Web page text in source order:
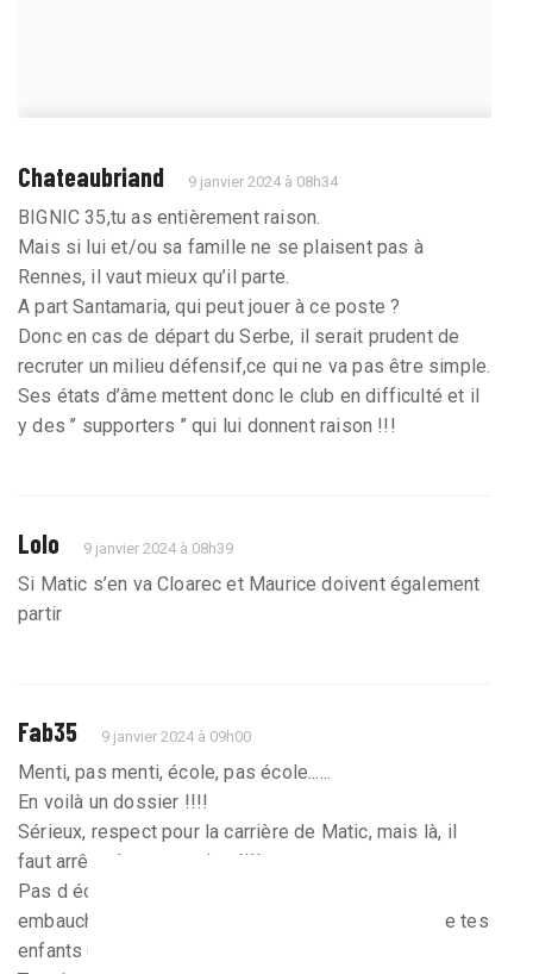
Chateaubriand 9 janvier 2024 à 08h34
BIGNIC 35,tu as entièrement raison.
Mais si lui et/ou sa famille ne se plaisent pas à
Rennes, il vaut mieux qu’il parte.
A part Santamaria, qui peut jouer à ce poste ?
Donc en cas de départ du Serbe, il serait prudent de
recruter un milieu défensif,ce qui ne va pas être simple.
Ses états d’âme mettent donc le club en difficulté et il
y des ’’ supporters ’’ qui lui donnent raison !!!
Lolo 9 janvier 2024 à 08h39
Si Matic s’en va Cloarec et Maurice doivent également
partir
Fab35 9 janvier 2024 à 09h00
Menti, pas menti, école, pas école......
En voilà un dossier !!!!
Sérieux, respect pour la carrière de Matic, mais là, il
faut arrêter les conneries !!!!
Pas d école internationale ???? Et bien Matic,
embauche un précepteur à domicile, pour le bien de tes
enfants ( ce que je comprends, en tant que père).